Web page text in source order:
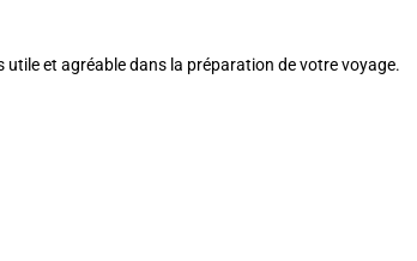
et agréable dans la préparation de votre voyage.